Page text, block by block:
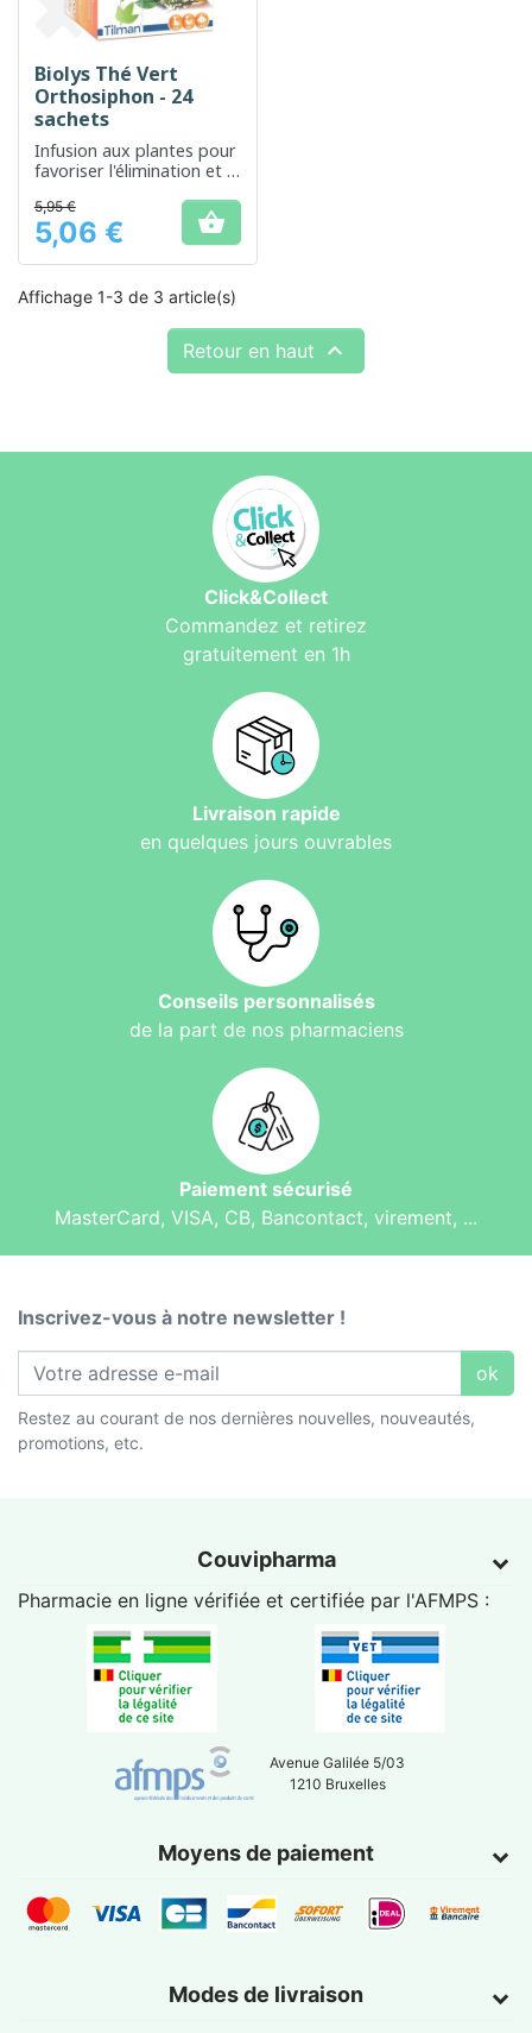
Biolys Thé Vert
Orthosiphon - 24
sachets
Infusion aux plantes pour
favoriser l'élimination et la
Prix
5,95 €
5,06 € 
Affichage 1-3 de 3 article(s)
Retour en haut 
Click&Collect
Commandez et retirez
gratuitement en 1h
Livraison rapide
en quelques jours ouvrables
Conseils personnalisés
de la part de nos pharmaciens
Paiement sécurisé
MasterCard, VISA, CB, Bancontact, virement, ...
Inscrivez-vous à notre newsletter !
ok
Restez au courant de nos dernières nouvelles, nouveautés,
promotions, etc.
Couvipharma
Pharmacie en ligne vérifiée et certifiée par l'AFMPS :
Avenue Galilée 5/03
1210 Bruxelles
Moyens de paiement
Modes de livraison